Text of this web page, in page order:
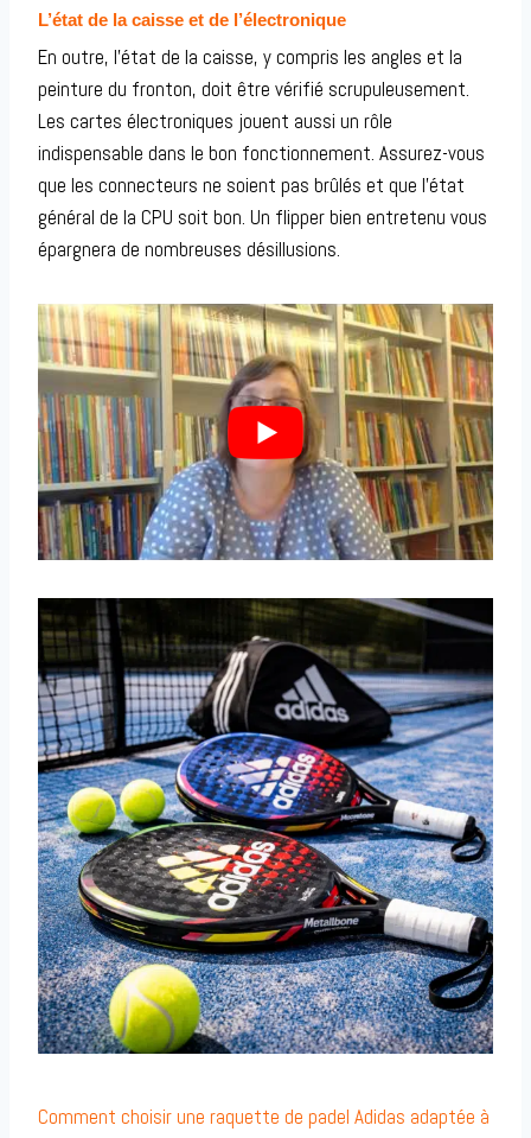
L’état de la caisse et de l’électronique
En outre, l’état de la caisse, y compris les angles et la
peinture du fronton, doit être vérifié scrupuleusement.
Les cartes électroniques jouent aussi un rôle
indispensable dans le bon fonctionnement. Assurez-vous
que les connecteurs ne soient pas brûlés et que l’état
général de la CPU soit bon. Un flipper bien entretenu vous
épargnera de nombreuses désillusions.
Comment choisir une raquette de padel Adidas adaptée à